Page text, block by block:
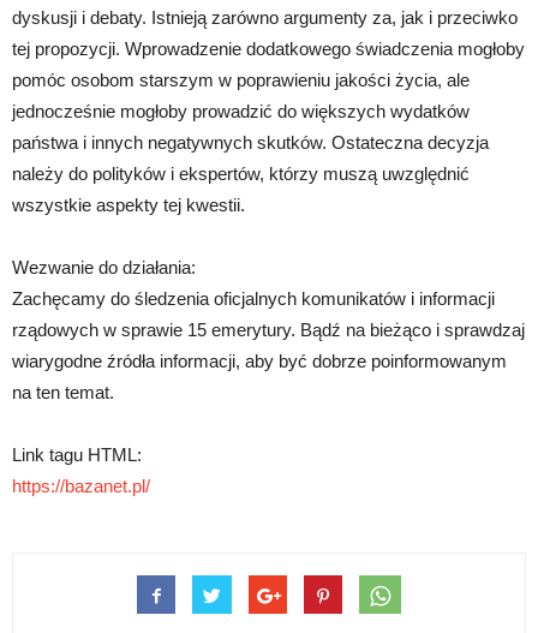
dyskusji i debaty. Istnieją zarówno argumenty za, jak i przeciwko
tej propozycji. Wprowadzenie dodatkowego świadczenia mogłoby
pomóc osobom starszym w poprawieniu jakości życia, ale
jednocześnie mogłoby prowadzić do większych wydatków
państwa i innych negatywnych skutków. Ostateczna decyzja
należy do polityków i ekspertów, którzy muszą uwzględnić
wszystkie aspekty tej kwestii.
Wezwanie do działania:
Zachęcamy do śledzenia oficjalnych komunikatów i informacji
rządowych w sprawie 15 emerytury. Bądź na bieżąco i sprawdzaj
wiarygodne źródła informacji, aby być dobrze poinformowanym
na ten temat.
Link tagu HTML:
https://bazanet.pl/